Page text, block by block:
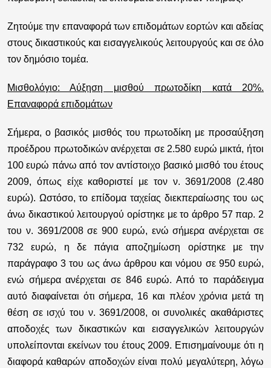
Ζητούμε την επαναφορά των επιδομάτων εορτών και αδείας
στους δικαστικούς και εισαγγελικούς λειτουργούς και σε όλο
τον δημόσιο τομέα.
Μισθολόγιο: Αύξηση μισθού πρωτοδίκη κατά 20%.
Επαναφορά επιδομάτων
Σήμερα, ο βασικός μισθός του πρωτοδίκη με προσαύξηση
προέδρου πρωτοδικών ανέρχεται σε 2.580 ευρώ μικτά, ήτοι
100 ευρώ πάνω από τον αντίστοιχο βασικό μισθό του έτους
2009, όπως είχε καθοριστεί με τον ν. 3691/2008 (2.480
ευρώ). Ωστόσο, το επίδομα ταχείας διεκπεραίωσης του ως
άνω δικαστικού λειτουργού ορίστηκε με το άρθρο 57 παρ. 2
του ν. 3691/2008 σε 900 ευρώ, ενώ σήμερα ανέρχεται σε
732 ευρώ, η δε πάγια αποζημίωση ορίστηκε με την
παράγραφο 3 του ως άνω άρθρου και νόμου σε 950 ευρώ,
ενώ σήμερα ανέρχεται σε 846 ευρώ. Από το παράδειγμα
αυτό διαφαίνεται ότι σήμερα, 16 και πλέον χρόνια μετά τη
θέση σε ισχύ του ν. 3691/2008, οι συνολικές ακαθάριστες
αποδοχές των δικαστικών και εισαγγελικών λειτουργών
υπολείπονται εκείνων του έτους 2009. Επισημαίνουμε ότι η
διαφορά καθαρών αποδοχών είναι πολύ μεγαλύτερη, λόγω